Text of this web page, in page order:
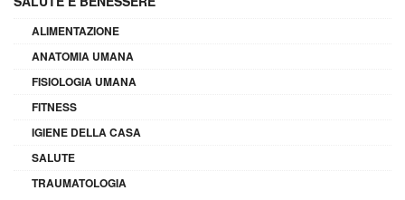
ALIMENTAZIONE
ANATOMIA UMANA
FISIOLOGIA UMANA
FITNESS
IGIENE DELLA CASA
SALUTE
TRAUMATOLOGIA